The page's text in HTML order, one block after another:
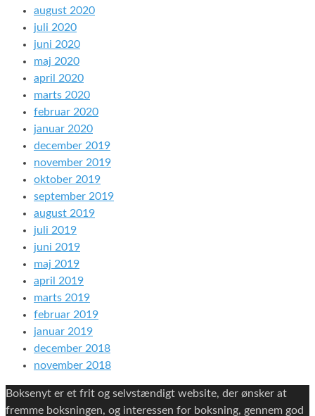
august 2020
juli 2020
juni 2020
maj 2020
april 2020
marts 2020
februar 2020
januar 2020
december 2019
november 2019
oktober 2019
september 2019
august 2019
juli 2019
juni 2019
maj 2019
april 2019
marts 2019
februar 2019
januar 2019
december 2018
november 2018
Boksenyt er et frit og selvstændigt website, der ønsker at
fremme boksningen, og interessen for boksning, gennem god